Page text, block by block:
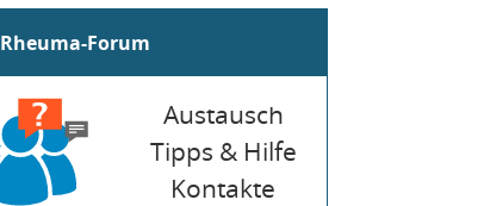
Rheuma-Forum
Austausch
Tipps & Hilfe
Kontakte